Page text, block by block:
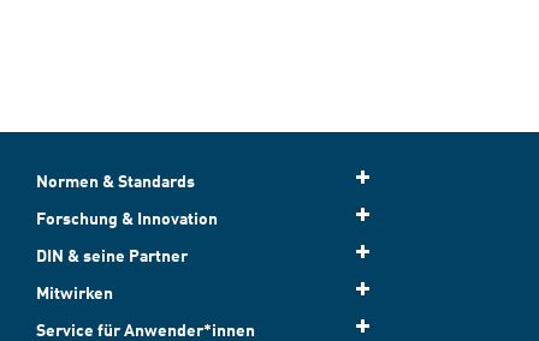
Normen & Standards
Forschung & Innovation
DIN & seine Partner
Mitwirken
Service für Anwender*innen